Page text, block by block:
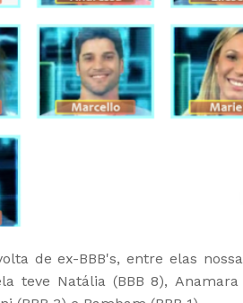
de ex-BBB's, entre elas nossa
teve Natália (BBB 8), Anamara